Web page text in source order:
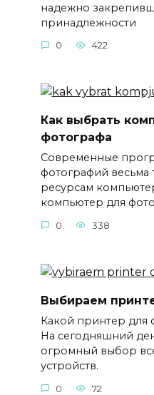
надежно
принадлежности
0 422
Как выбрать
фотографа
Современные
фотографий весьма
ресурсам
компьютер для
0 338
Выбираем
Какой принтер для
На сегодняшний
огромный выбор
устройств.
0 72